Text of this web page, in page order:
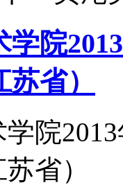
学院
省）
院
苏省